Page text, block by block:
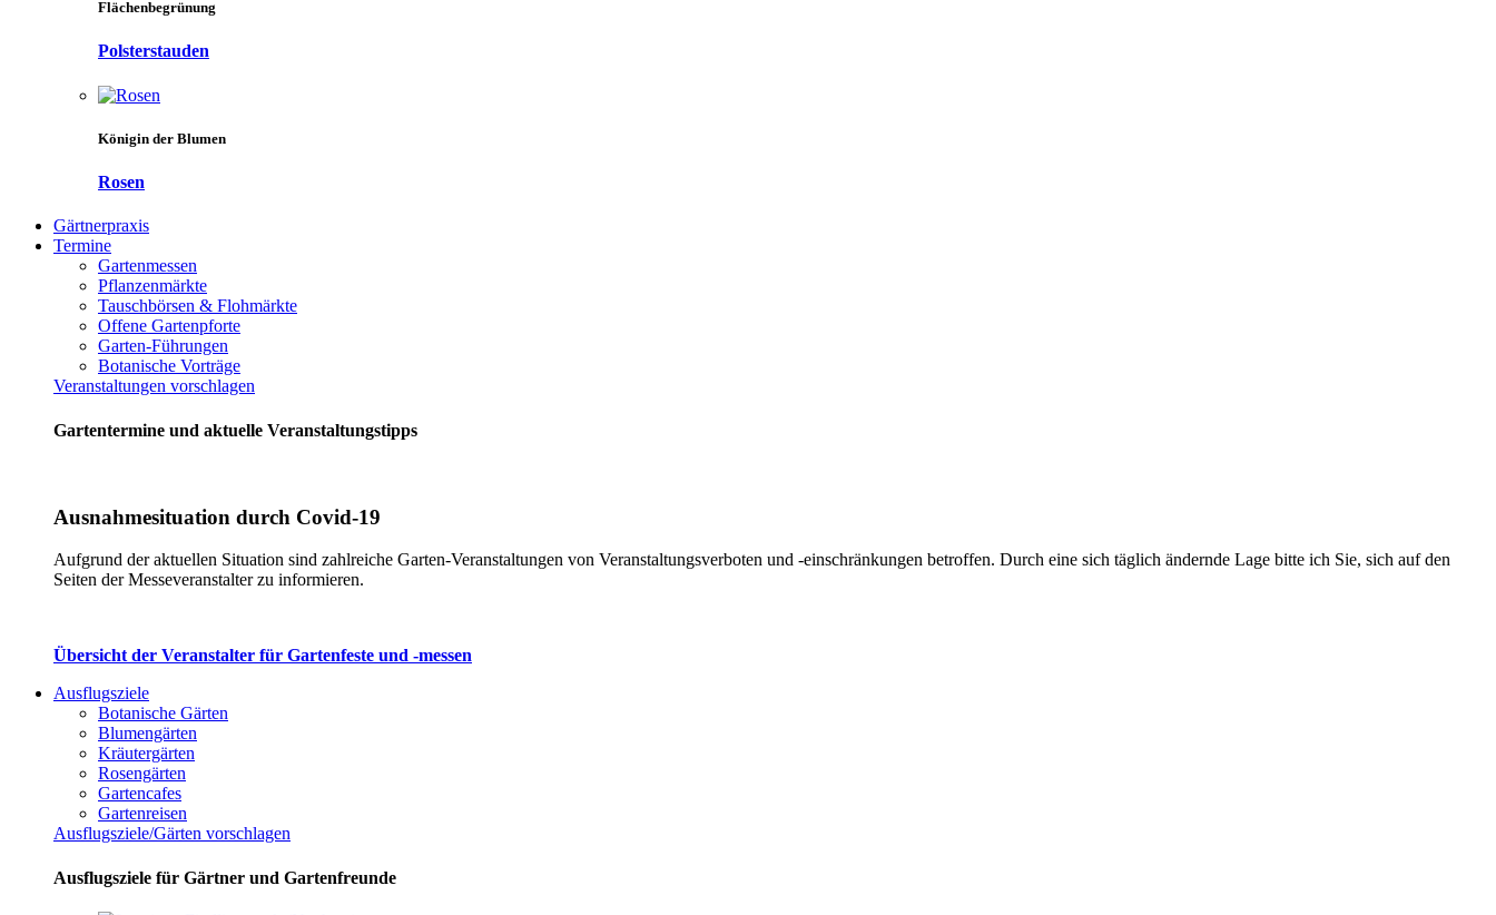
Flächenbegrünung
Polsterstauden
Königin der Blumen
Rosen
Gärtnerpraxis
Termine
Gartenmessen
Pflanzenmärkte
Tauschbörsen & Flohmärkte
Offene Gartenpforte
Garten-Führungen
Botanische Vorträge
Veranstaltungen vorschlagen
Gartentermine und aktuelle Veranstaltungstipps
Ausnahmesituation durch Covid-19
Aufgrund der aktuellen Situation sind zahlreiche Garten-Veranstaltungen von Veranstaltungsverboten und -einschränkungen betroffen. Durch eine sich täglich ändernde Lage bitte ich Sie, sich auf den
Seiten der Messeveranstalter zu informieren.
Übersicht der Veranstalter für Gartenfeste und -messen
Ausflugsziele
Botanische Gärten
Blumengärten
Kräutergärten
Rosengärten
Gartencafes
Gartenreisen
Ausflugsziele/Gärten vorschlagen
Ausflugsziele für Gärtner und Gartenfreunde